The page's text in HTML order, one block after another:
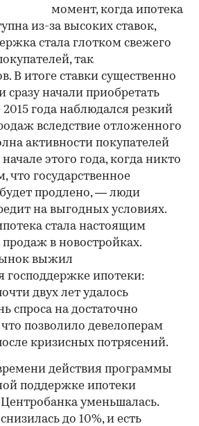
момент, когда ипотека
из-за высоких ставок,
стала глотком свежего
так
В итоге ставки существенно
сразу начали приобретать
года наблюдался резкий
вследствие отложенного
активности покупателей
этого года, когда никто
что государственное
продлено, — люди
на выгодных условиях.
стала настоящим
в новостройках.
выжил
господдержке ипотеки:
двух лет удалось
спроса на достаточно
позволило девелоперам
кризисных потрясений.
действия программы
поддержке ипотеки
уменьшалась.
до 10%, и есть